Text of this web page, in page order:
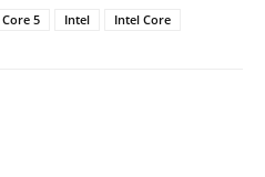
Core 5 Intel Intel Core